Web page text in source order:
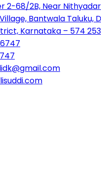
2-68/2B, Near
Bantwala Taluku,
Karnataka – 574 253